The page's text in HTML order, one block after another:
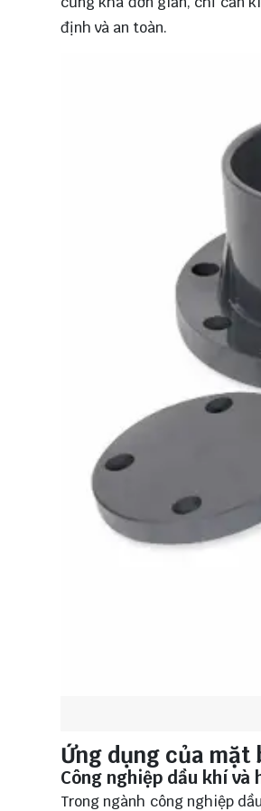
định và an toàn.
Ứng dụng của mặt
Công nghiệp dầu khí và
Trong ngành công nghiệp